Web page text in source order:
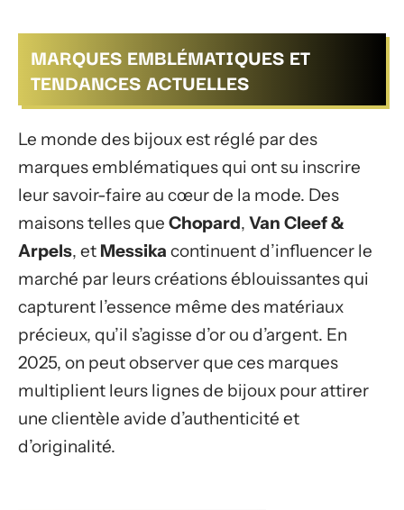
MARQUES EMBLÉMATIQUES ET
TENDANCES ACTUELLES
Le monde des bijoux est réglé par des
marques emblématiques qui ont su inscrire
leur savoir-faire au cœur de la mode. Des
maisons telles que Chopard, Van Cleef &
Arpels, et Messika continuent d’influencer le
marché par leurs créations éblouissantes qui
capturent l’essence même des matériaux
précieux, qu’il s’agisse d’or ou d’argent. En
2025, on peut observer que ces marques
multiplient leurs lignes de bijoux pour attirer
une clientèle avide d’authenticité et
d’originalité.